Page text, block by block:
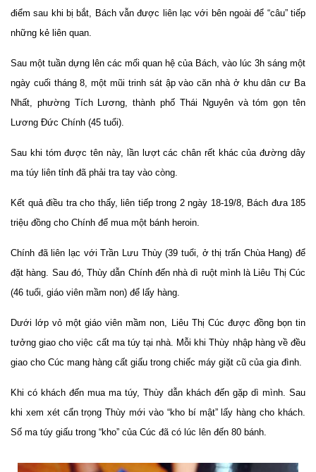
điểm sau khi bị bắt, Bách vẫn được liên lạc với bên ngoài để “câu” tiếp
những kẻ liên quan.
Sau một tuần dựng lên các mối quan hệ của Bách, vào lúc 3h sáng một
ngày cuối tháng 8, một mũi trinh sát ập vào căn nhà ở khu dân cư Ba
Nhất, phường Tích Lương, thành phố Thái Nguyên và tóm gọn tên
Lương Đức Chính (45 tuổi).
Sau khi tóm được tên này, lần lượt các chân rết khác của đường dây
ma túy liên tỉnh đã phải tra tay vào còng.
Kết quả điều tra cho thấy, liên tiếp trong 2 ngày 18-19/8, Bách đưa 185
triệu đồng cho Chính để mua một bánh heroin.
Chính đã liên lạc với Trần Lưu Thùy (39 tuổi, ở thị trấn Chùa Hang) để
đặt hàng. Sau đó, Thùy dẫn Chính đến nhà dì ruột mình là Liêu Thị Cúc
(46 tuổi, giáo viên mầm non) để lấy hàng.
Dưới lớp vỏ một giáo viên mầm non, Liêu Thị Cúc được đồng bọn tin
tưởng giao cho việc cất ma túy tại nhà. Mỗi khi Thùy nhập hàng về đều
giao cho Cúc mang hàng cất giấu trong chiếc máy giặt cũ của gia đình.
Khi có khách đến mua ma túy, Thùy dẫn khách đến gặp dì mình. Sau
khi xem xét cẩn trọng Thùy mới vào “kho bí mật” lấy hàng cho khách.
Số ma túy giấu trong “kho” của Cúc đã có lúc lên đến 80 bánh.